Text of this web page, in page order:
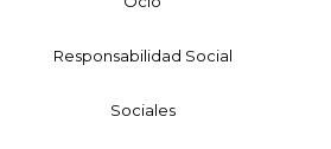
Responsabilidad Social
Sociales